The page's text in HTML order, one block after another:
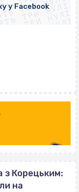
ТРИ НУЛІ
ТРИ НУЛІ
ТРИ НУЛІ
ТРИ НУЛІ
у Facebook
з Корецьким:
на